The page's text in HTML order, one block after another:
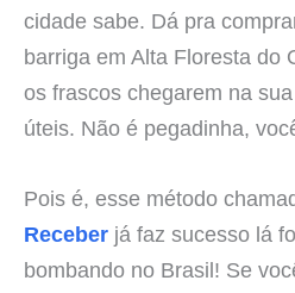
cidade sabe. Dá pra
barriga em Alta Floresta do
os frascos chegarem na
úteis. Não é pegadinha,
Pois é, esse método
Receber já faz sucesso lá
bombando no Brasil! Se